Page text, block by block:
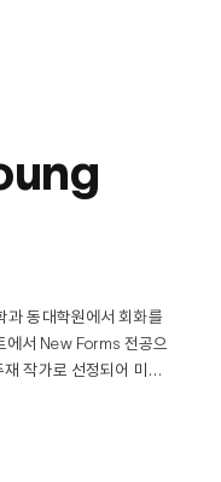
동대학원에서 회화를
에서 New Forms 전공으
작가로 선정되어 미국
활동을 한 작가는, 이
Art Gallery, 아트